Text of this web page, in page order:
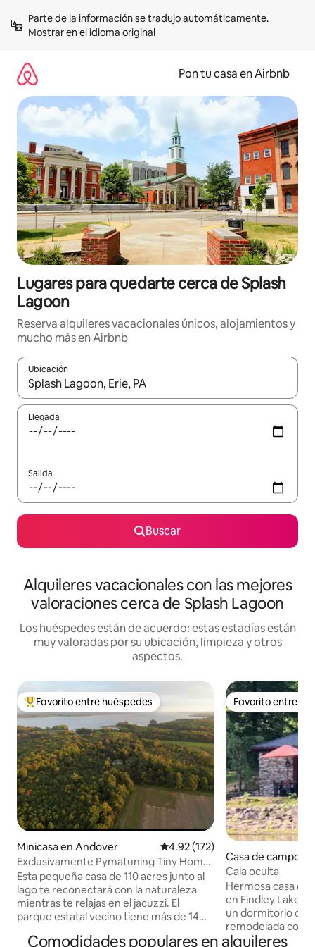
contenidoMostrar en el idioma original
Pon tu casa en Airbnb
Lugares para quedarte cerca de Splash
Lagoon
Reserva alquileres vacacionales únicos, alojamientos y
mucho más en Airbnb
Ubicación
Cuando los resultados estén disponibles, navega con las
Llegada
Salida
Buscar
Alquileres vacacionales con las mejores
valoraciones cerca de Splash Lagoon
Los huéspedes están de acuerdo: estas estadías están
muy valoradas por su ubicación, limpieza y otros
aspectos.
Favorito entre huéspedes preferido
Favorito entre huéspedes
Minicasa en Andover Calificación promedio: 4.92 de
4.92 (172)
Exclusivamente Pymatuning Tiny Home
con jacuzzi
Esta pequeña casa de 110 acres junto al
lago te reconectará con la naturaleza
mientras te relajas en el jacuzzi. El
parque estatal vecino tiene más de 14
pequeña casa es donde la naturaleza se
Favorito entre
Favorito entre
Casa de campo
ake
Cala oculta
Hermosa casa de
en Findley Lake.
un dormitorio
remodelada con
frente al lago y
Comodidades populares en alquileres